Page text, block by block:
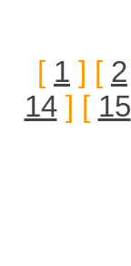
[ 1 ] [ 2
14] [ 15